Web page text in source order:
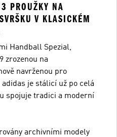
PROUŽKY NA
V KLASICKÉM
Handball Spezial,
zrozenou na
navrženou pro
je stálicí už po celá
spojuje tradici a moderní
archivními modely